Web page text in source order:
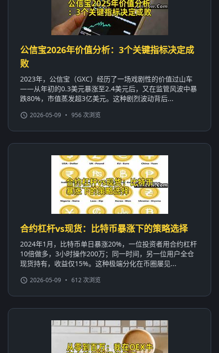
公信宝2026年价值分析：3个关键指标决定成
败
2023年，公信宝（GXC）经历了一场戏剧性的价值过山车
——从年初的0.3美元暴涨至2.4美元后，又在监管风波中暴
跌80%，市值蒸发超3亿美元。这种剧烈波动背后...
2026-05-09 • 956 次浏览
合约杠杆vs现货：比特币暴涨下的策略选择
2024年1月，比特币单日暴涨20%，一位投资者用合约杠杆
10倍做多，3小时操作200万；同一时间，另一位用户全仓
现货持有，收益仅15%。这种极端分化在币圈屡见...
2026-05-09 • 612 次浏览